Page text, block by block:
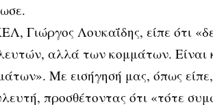
Γιώργος Λουκαΐδης, είπε ότι
αλλά των κομμάτων. Είναι
Με εισήγησή μας, όπως
προσθέτοντας ότι «τότε